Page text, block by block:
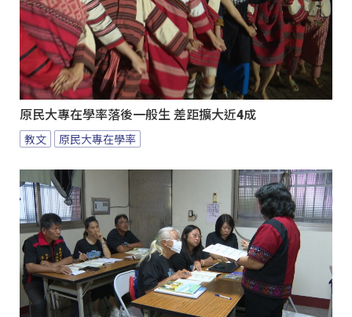
原民大專在學率落後一般生 差距擴大近4成
教文 原民大專在學率